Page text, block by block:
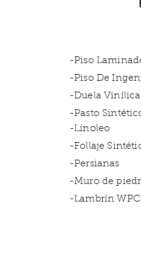
-Piso
-Piso De
-Duela Vinílica
-Pasto
-Linoleo
-Follaje
-Persianas
-Muro de
-Lambrín WPC